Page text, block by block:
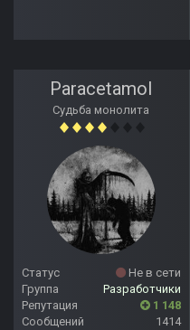
Paracetamol
Судьба монолита
Статус
Не в сети
Группа
Разработчики
Репутация
1 148
Сообщений
1414